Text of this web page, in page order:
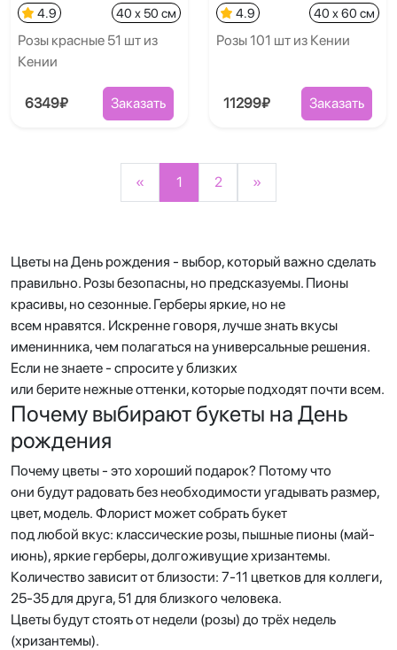
4.9 40 x 50 см
Розы красные 51 шт из
Кении
6349₽ Заказать
4.9 40 x 60 см
Розы 101 шт из Кении
11299₽ Заказать
« 1 2 »
Цветы на День рождения - выбор, который важно сделать
правильно. Розы безопасны, но предсказуемы. Пионы
красивы, но сезонные. Герберы яркие, но не
всем нравятся. Искренне говоря, лучше знать вкусы
именинника, чем полагаться на универсальные решения.
Если не знаете - спросите у близких
или берите нежные оттенки, которые подходят почти всем.
Почему выбирают букеты на День
рождения
Почему цветы - это хороший подарок? Потому что
они будут радовать без необходимости угадывать размер,
цвет, модель. Флорист может собрать букет
под любой вкус: классические розы, пышные пионы (май-
июнь), яркие герберы, долгоживущие хризантемы.
Количество зависит от близости: 7-11 цветков для коллеги,
25-35 для друга, 51 для близкого человека.
Цветы будут стоять от недели (розы) до трёх недель
(хризантемы).